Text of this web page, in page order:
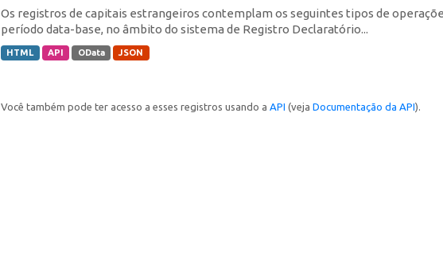
Os registros de capitais estrangeiros contemplam os seguintes tipos de
período data-base, no âmbito do sistema de Registro Declaratório...
HTML API OData JSON
Você também pode ter acesso a esses registros usando a API (veja Documentação da API).